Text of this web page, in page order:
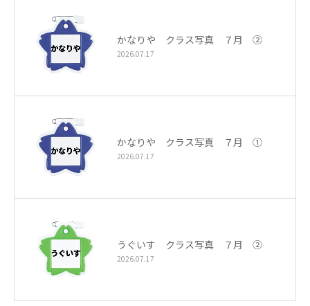
かなりや クラス写真 ７月 ②
2026.07.17
かなりや クラス写真 ７月 ①
2026.07.17
うぐいす クラス写真 ７月 ②
2026.07.17